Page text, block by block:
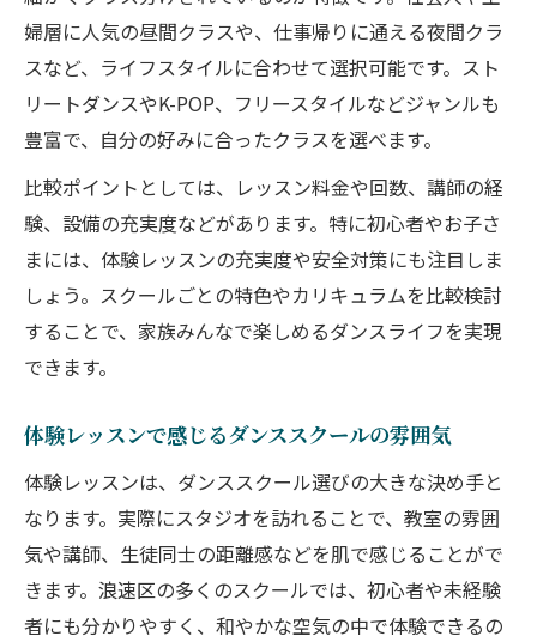
婦層に人気の昼間クラスや、仕事帰りに通える夜間クラ
スなど、ライフスタイルに合わせて選択可能です。スト
リートダンスやK-POP、フリースタイルなどジャンルも
豊富で、自分の好みに合ったクラスを選べます。
比較ポイントとしては、レッスン料金や回数、講師の経
験、設備の充実度などがあります。特に初心者やお子さ
まには、体験レッスンの充実度や安全対策にも注目しま
しょう。スクールごとの特色やカリキュラムを比較検討
することで、家族みんなで楽しめるダンスライフを実現
できます。
体験レッスンで感じるダンススクールの雰囲気
体験レッスンは、ダンススクール選びの大きな決め手と
なります。実際にスタジオを訪れることで、教室の雰囲
気や講師、生徒同士の距離感などを肌で感じることがで
きます。浪速区の多くのスクールでは、初心者や未経験
者にも分かりやすく、和やかな空気の中で体験できるの